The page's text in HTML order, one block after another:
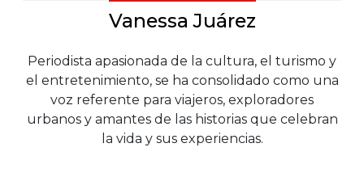
Vanessa Juárez
Periodista apasionada de la cultura, el turismo y
el entretenimiento, se ha consolidado como una
voz referente para viajeros, exploradores
urbanos y amantes de las historias que celebran
la vida y sus experiencias.